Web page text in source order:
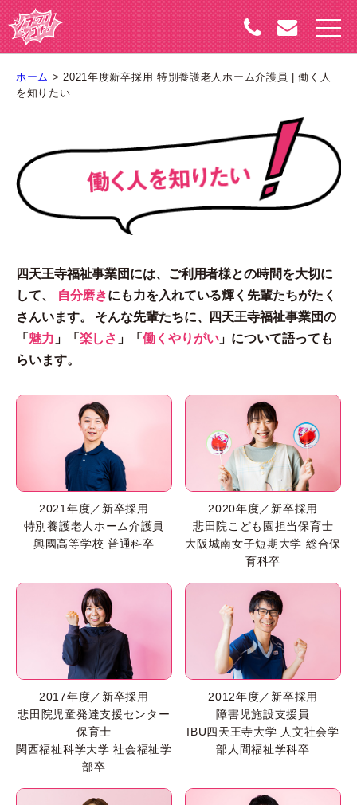
toggle
ホーム >2021年度新卒採用 特別養護老人ホーム介護員 | 働く人
を知りたい
四天王寺福祉事業団には、ご利用者様との時間を大切に
して、
自分磨きにも力を入れている輝く先輩たちがたく
さんいます。
そんな先輩たちに、四天王寺福祉事業団の
「 魅力 」「 楽しさ 」「働くやりがい」について語っても
らいます。
2021年度／新卒採用
特別養護老人ホーム介護員
興國高等学校 普通科卒
2020年度／新卒採用
悲田院こども園担当保育士
大阪城南女子短期大学 総合保
育科卒
2017年度／新卒採用
悲田院児童発達支援センター
保育士
関西福祉科学大学 社会福祉学
部卒
2012年度／新卒採用
障害児施設支援員
IBU四天王寺大学 人文社会学
部人間福祉学科卒